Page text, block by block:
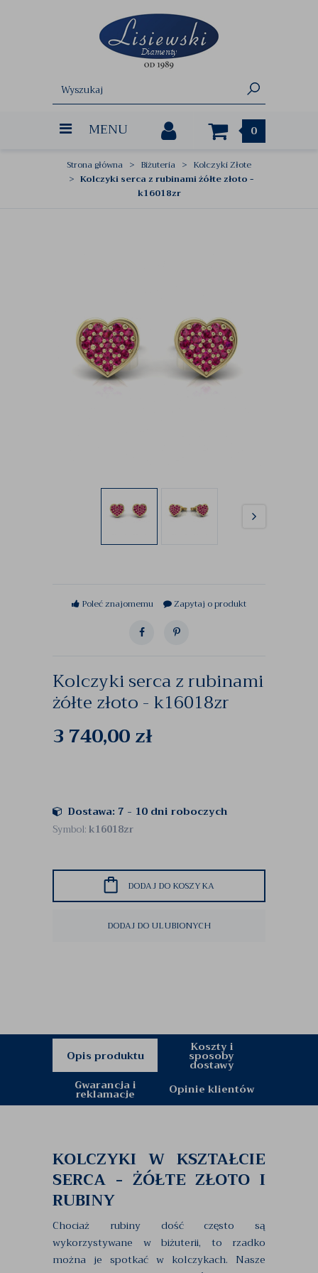
MENU 0
Strona główna Biżuteria
Kolczyki Złote
Kolczyki serca z rubinami żółte złoto -
k16018zr
Poleć znajomemu Zapytaj o produkt
Kolczyki serca z rubinami
żółte złoto - k16018zr
3 740,00zł
Dostawa: 7 - 10 dni roboczych
Symbol:k16018zr
DODAJ DO KOSZYKA
DODAJ DO ULUBIONYCH
Opis produktu
Koszty i
sposoby
dostawy
Gwarancja i
reklamacje Opinie klientów
KOLCZYKI W KSZTAŁCIE
SERCA - ŻÓŁTE ZŁOTO I
RUBINY
Chociaż rubiny dość często są
wykorzystywane w biżuterii, to rzadko
można je spotkać w kolczykach. Nasze